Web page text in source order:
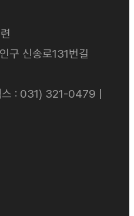
구 신송로131번길
: 031) 321-0479 |